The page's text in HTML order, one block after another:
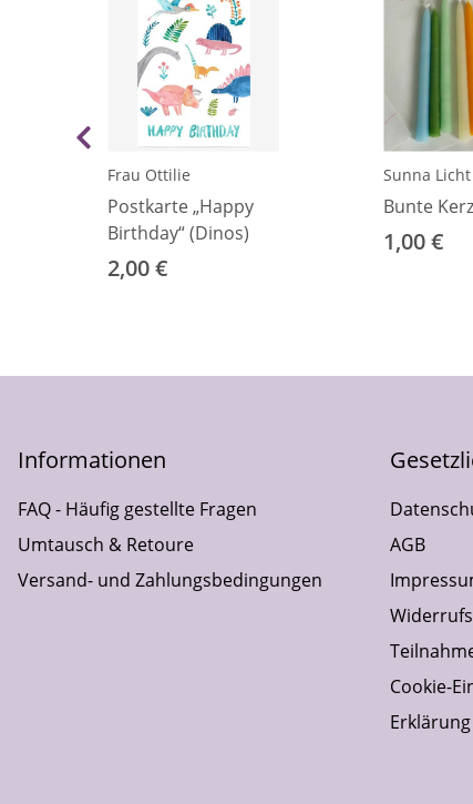
Frau Ottilie
Postkarte „Happy
Birthday“ (Dinos)
2,00 €
Sunna Licht
Bunte
1,00 €
Informationen
FAQ - Häufig gestellte Fragen
Umtausch & Retoure
Versand- und Zahlungsbedingungen
AGB
Cookie-